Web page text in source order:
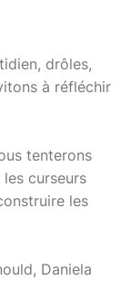
drôles,
à réfléchir
tenterons
curseurs
les
Daniela